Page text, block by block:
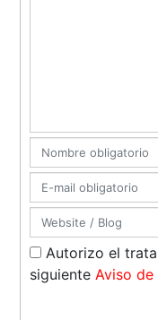
Autorizo el
siguienteAviso de